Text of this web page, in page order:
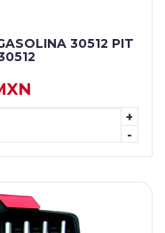
30512 PIT
+
-